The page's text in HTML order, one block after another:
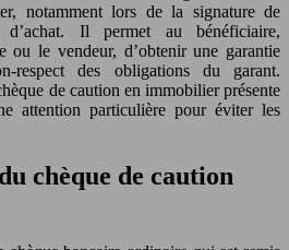
notamment lors de la signature de
Il permet au bénéficiaire,
ou le vendeur, d’obtenir une garantie
respect des obligations du garant.
de caution en immobilier présente
attention particulière pour éviter les
chèque de caution